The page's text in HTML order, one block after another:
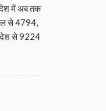
देश में अब तक
से 4794,
से 9224